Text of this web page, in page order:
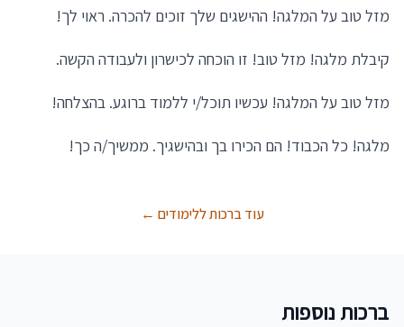
מזל טוב על המלגה! ההישגים שלך זוכים להכרה. ראוי לך!
קיבלת מלגה! מזל טוב! זו הוכחה לכישרון ולעבודה הקשה.
מזל טוב על המלגה! עכשיו תוכל/י ללמוד ברוגע. בהצלחה!
מלגה! כל הכבוד! הם הכירו בך ובהישגיך. ממשיך/ה כך!
עוד ברכות ללימודים ←
ברכות נוספות